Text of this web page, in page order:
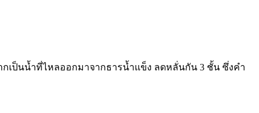
เป็นน้ำที่ไหลออกมาจากธารน้ำแข็ง ลดหลั่นกัน 3 ชั้น ซึ่งคำ